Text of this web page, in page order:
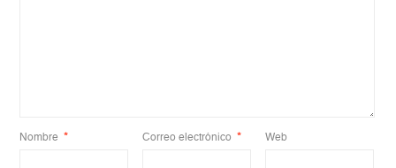
Nombre * Correo electrónico * Web